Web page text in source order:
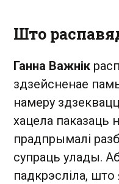
Што
Ганна Важнік
здзейсненае
намеру
хацела паказаць
прадпрымалі
супраць улады.
падкрэсліла, што